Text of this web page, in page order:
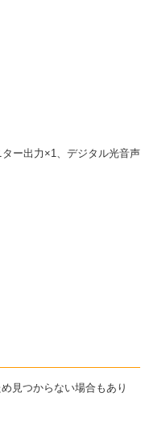
ー出力×1、デジタル光音声
見つからない場合もあり